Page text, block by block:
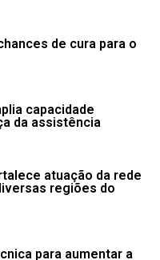
de cura para o
capacidade
da assistência
atuação da rede
regiões do
para aumentar a